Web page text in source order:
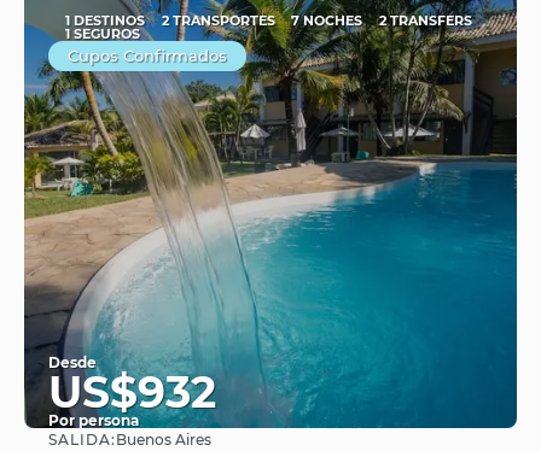
1 DESTINOS 2 TRANSPORTES 7 NOCHES 2 TRANSFERS
1 SEGUROS
Cupos Confirmados
Desde
US$932
Por persona
SALIDA: Buenos Aires